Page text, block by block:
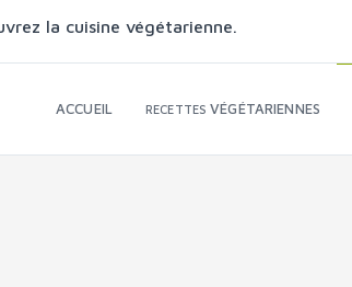
la cuisine végétarienne.
ACCUEIL RECETTESVÉGÉTARIENNES